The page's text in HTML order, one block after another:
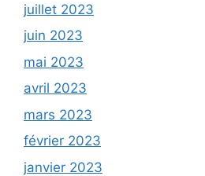
juillet 2023
juin 2023
mai 2023
avril 2023
mars 2023
février 2023
janvier 2023